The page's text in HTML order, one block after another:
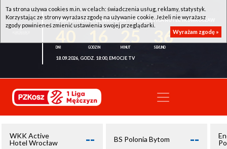
WKK ACTIVE HOTEL WROCŁAW - KSK QEMETICA NOTEĆ INOWROCŁAW
36
18.09.2026, GODZ. 18:00, EMOCJE TV
WKK Active
Hotel Wrocław
-- BS Polonia Bytom --
Ta strona używa cookies m.in. w celach: świadczenia usług, reklamy, statystyk.
Korzystając ze strony wyrażasz zgodę na używanie cookie. Jeżeli nie wyrażasz
zgody powinieneś zmienić ustawienia swojej przeglądarki.
Wyrażam zgodę »